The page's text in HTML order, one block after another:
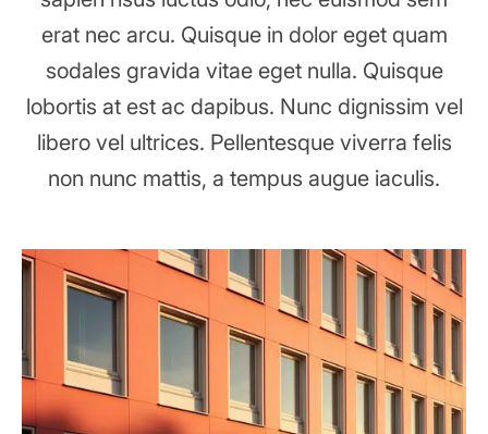
erat nec arcu. Quisque in dolor eget quam
sodales gravida vitae eget nulla. Quisque
lobortis at est ac dapibus. Nunc dignissim vel
libero vel ultrices. Pellentesque viverra felis
non nunc mattis, a tempus augue iaculis.